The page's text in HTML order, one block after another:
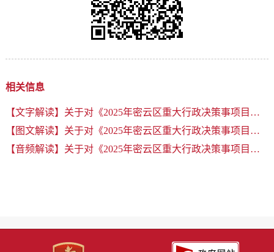
相关信息
【文字解读】关于对《2025年密云区重大行政决策事项目录》的解读
【图文解读】关于对《2025年密云区重大行政决策事项目录》的解读
【音频解读】关于对《2025年密云区重大行政决策事项目录》的解读